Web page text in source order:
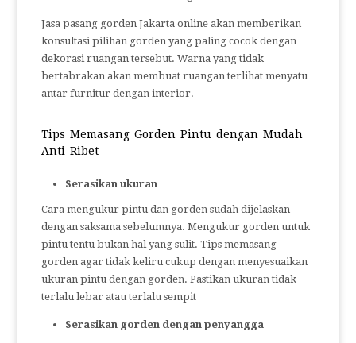
Jasa pasang gorden Jakarta online akan memberikan
konsultasi pilihan gorden yang paling cocok dengan
dekorasi ruangan tersebut. Warna yang tidak
bertabrakan akan membuat ruangan terlihat menyatu
antar furnitur dengan interior.
Tips Memasang Gorden Pintu dengan Mudah
Anti Ribet
Serasikan ukuran
Cara mengukur pintu dan gorden sudah dijelaskan
dengan saksama sebelumnya. Mengukur gorden untuk
pintu tentu bukan hal yang sulit. Tips memasang
gorden agar tidak keliru cukup dengan menyesuaikan
ukuran pintu dengan gorden. Pastikan ukuran tidak
terlalu lebar atau terlalu sempit
Serasikan gorden dengan penyangga